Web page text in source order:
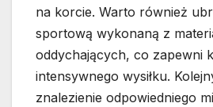
na korcie. Warto również
sportową wykonaną z
oddychających, co zapewni
intensywnego wysiłku.
znalezienie odpowiedniego